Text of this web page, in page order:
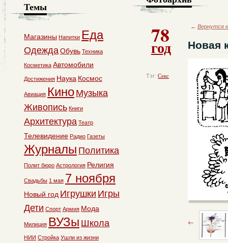
78
год
Тэг: Секс
← Вернутся
Новая
Темы
Магазины Напитки Еда
ОдеждаОбувь Техника
Косметика Автомобили
Достижения Наука Космос
Авиация Кино Музыка
Живопись Книги
Архитектура Театр
Телевидение Радио Газеты
Журналы Политика
Полит бюро Астрология Религия
Свадьбы 1 мая 7 ноября
Новый год Игрушки Игры
Дети Спорт Армия Мода
Милиция ВУЗы Школа
НИИ Стройка Ушли из жизни